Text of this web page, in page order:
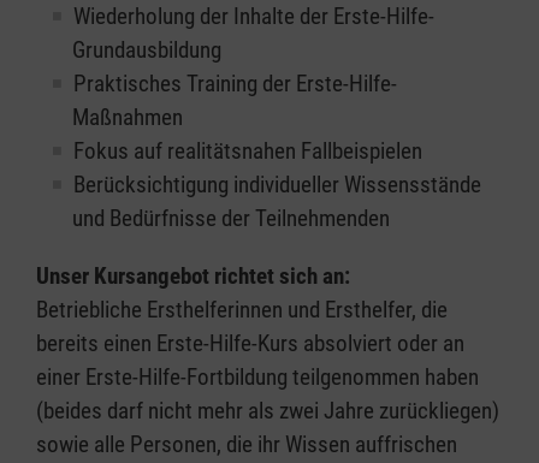
Wiederholung der Inhalte der Erste-Hilfe-
Grundausbildung
Praktisches Training der Erste-Hilfe-
Maßnahmen
Fokus auf realitätsnahen Fallbeispielen
Berücksichtigung individueller Wissensstände
und Bedürfnisse der Teilnehmenden
Unser Kursangebot richtet sich an:
Betriebliche Ersthelferinnen und Ersthelfer, die
bereits einen Erste-Hilfe-Kurs absolviert oder an
einer Erste-Hilfe-Fortbildung teilgenommen haben
(beides darf nicht mehr als zwei Jahre zurückliegen)
sowie alle Personen, die ihr Wissen auffrischen